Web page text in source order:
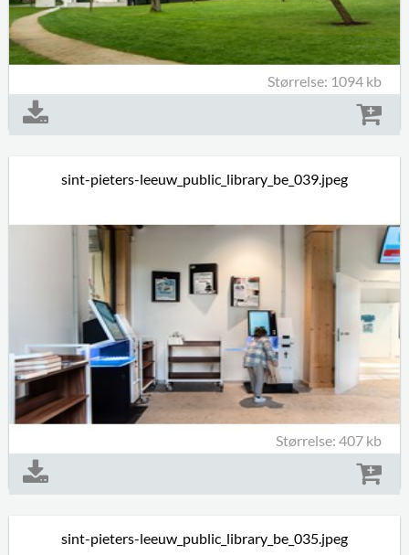
Størrelse: 1094 kb
sint-pieters-leeuw_public_library_be_039.jpeg
Størrelse: 407 kb
sint-pieters-leeuw_public_library_be_035.jpeg